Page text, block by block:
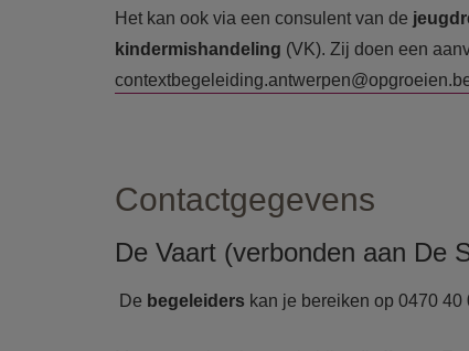
Het kan ook via een consulent van de
kindermishandeling (VK). Zij doen een
Contactgegevens
De Vaart (verbonden aan De
De begeleiders kan je bereiken op 0470 40